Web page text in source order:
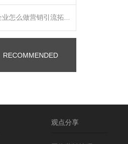
怎么做营销引流拓...
RECOMMENDED
观点分享